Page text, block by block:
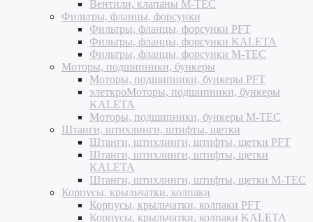
Вентили, клапаны M-TEC
Фильтры, фланцы, форсунки
Фильтры, фланцы, форсунки PFT
Фильтры, фланцы, форсунки KALETA
Фильтры, фланцы, форсунки M-TEC
Моторы, подшипники, бункеры
Моторы, подшипники, бункеры PFT
элеткроМоторы, подшипники, бункеры
KALETA
Моторы, подшипники, бункеры M-TEC
Штанги, штихлинги, штифты, щетки
Штанги, штихлинги, штифты, щетки PFT
Штанги, штихлинги, штифты, щетки
KALETA
Штанги, штихлинги, штифты, щетки M-TEC
Корпусы, крыльчатки, колпаки
Корпусы, крыльчатки, колпаки PFT
Корпусы, крыльчатки, колпаки KALETA